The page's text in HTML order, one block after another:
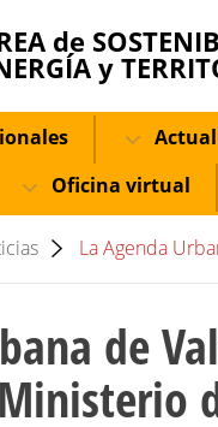
de
y
Oficina virtual
La Agenda
de